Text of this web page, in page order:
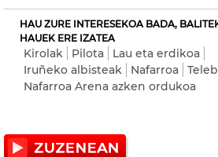
HAU ZURE INTERESEKOA BADA,
HAUEK ERE IZATEA
Kirolak Pilota
Lau eta erdikoa
Iruñeko albisteak
Nafarroa
Nafarroa Arena azken ordukoa